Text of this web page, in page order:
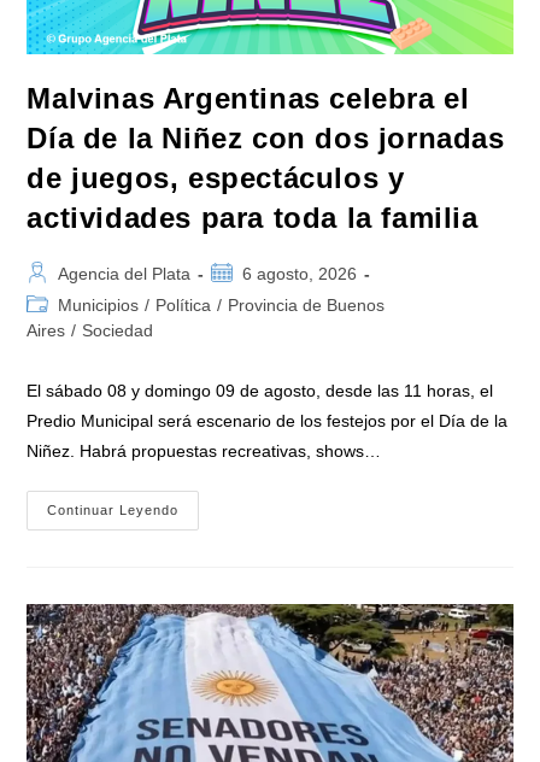
Malvinas Argentinas celebra el
Día de la Niñez con dos jornadas
de juegos, espectáculos y
actividades para toda la familia
Autor
de
la
Agencia del Plata
Publicación
de
6 agosto, 2026
Categoría
de
Municipios / Política / Provincia de Buenos
Aires / Sociedad
El sábado 08 y domingo 09 de agosto, desde las 11 horas, el
Predio Municipal será escenario de los festejos por el Día de la
Niñez. Habrá propuestas recreativas, shows…
Continuar Leyendo
Argentinas
La
Niñez
Con
Dos
Jornadas
De
Juegos,
Espectáculos
Y